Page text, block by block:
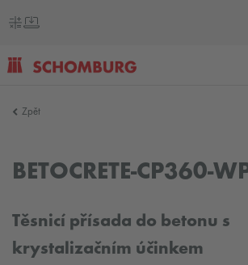
Zpět
BETOCRETE-CP360-
Těsnicí přísada do betonu s
krystalizačním účinkem